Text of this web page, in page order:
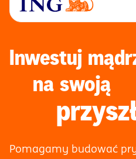
Menu główne
Notowania
Emerytura
Inwestycje
Inwestuj
na swoją
Pomagamy budować